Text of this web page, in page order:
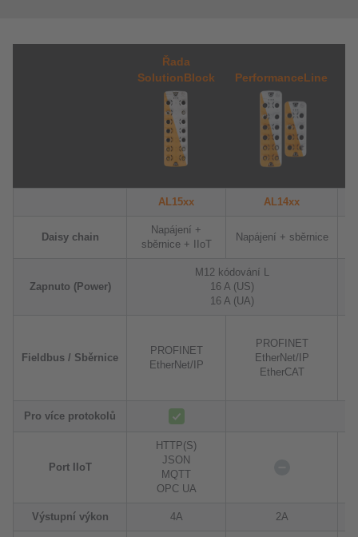
Řada
SolutionBlock
PerformanceLine
AL15xx AL14xx
Daisy chain
Napájení +
sběrnice + IIoT
Napájení + sběrnice
Zapnuto (Power)
M12 kódování L
16 A (US)
16 A (UA)
Fieldbus / Sběrnice
PROFINET
EtherNet/IP
PROFINET
EtherNet/IP
EtherCAT
Pro více protokolů
Port IIoT
HTTP(S)
JSON
MQTT
OPC UA
Výstupní výkon 4A 2A